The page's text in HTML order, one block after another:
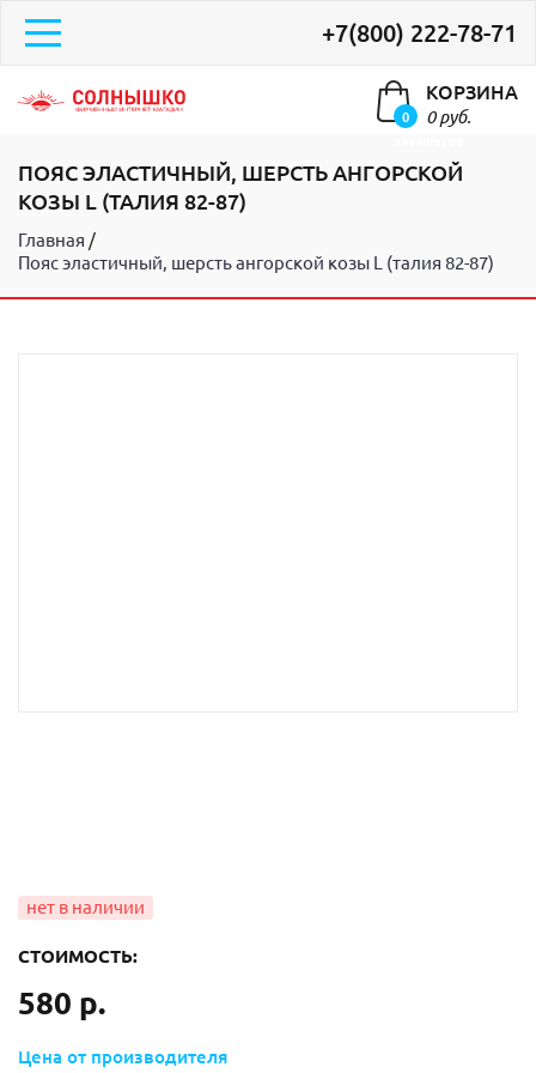
+7(800) 222-78-71
0
КОРЗИНА
0 руб.
ПОЯС ЭЛАСТИЧНЫЙ, ШЕРСТЬ АНГОРСКОЙ
КОЗЫ L (ТАЛИЯ 82-87)
Главная
Пояс эластичный, шерсть ангорской козы L (талия 82-87)
СТОИМОСТЬ:
580 р.
Цена от производителя